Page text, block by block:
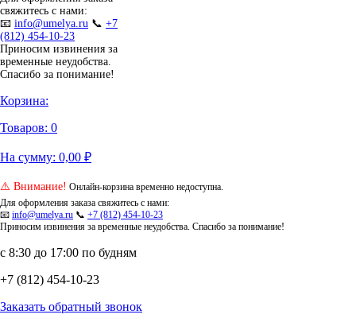
свяжитесь с нами:
📧 info@umelya.ru 📞 +7
(812) 454-10-23
Приносим извинения за
временные неудобства.
Спасибо за понимание!
Корзина:
Товаров: 0
На сумму: 0,00 ₽
⚠️ Внимание! Онлайн-корзина временно недоступна.
Для оформления заказа свяжитесь с нами:
📧 info@umelya.ru 📞 +7 (812) 454-10-23
Приносим извинения за временные неудобства. Спасибо за понимание!
с 8:30 до 17:00 по будням
+7 (812) 454-10-23
Заказать обратный звонок